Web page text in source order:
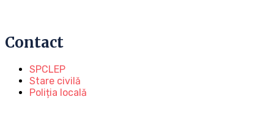
Contact
SPCLEP
Stare civilă
Poliția locală